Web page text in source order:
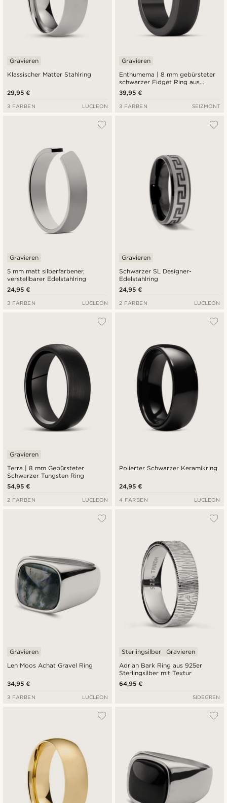
Klassischer Matter Stahlring
Gravieren
29,95 €
3 FARBEN LUCLEON
Enthumema | 8 mm gebürsteter
schwarzer Fidget Ring aus
Edelstahl
Gravieren
39,95 €
3 FARBEN SEIZMONT
5 mm matt silberfarbener,
verstellbarer Edelstahlring
Gravieren
24,95 €
3 FARBEN LUCLEON
Schwarzer SL Designer-
Edelstahlring
Gravieren
24,95 €
2 FARBEN LUCLEON
Terra | 8 mm Gebürsteter
Schwarzer Tungsten Ring
Gravieren
54,95 €
2 FARBEN LUCLEON
Polierter Schwarzer Keramikring
24,95 €
4 FARBEN LUCLEON
Len Moos Achat Gravel Ring
Gravieren
34,95 €
3 FARBEN LUCLEON
Adrian Bark Ring aus 925er
Sterlingsilber mit Textur
Sterlingsilber Gravieren
64,95 €
SIDEGREN